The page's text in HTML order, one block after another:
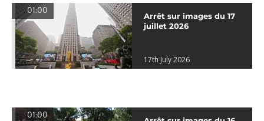
01:00
Arrêt sur images du 17
juillet 2026
17th July 2026
01:00